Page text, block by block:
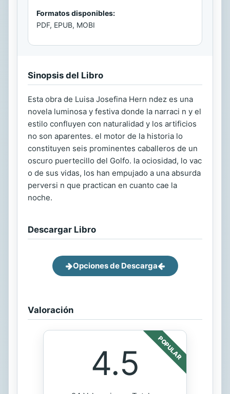
Formatos disponibles:
PDF, EPUB, MOBI
Sinopsis del Libro
Esta obra de Luisa Josefina Hern ndez es una
novela luminosa y festiva donde la narraci n y el
estilo confluyen con naturalidad y los artificios
no son aparentes. el motor de la historia lo
constituyen seis prominentes caballeros de un
oscuro puertecillo del Golfo. la ociosidad, lo vac
o de sus vidas, los han empujado a una absurda
perversi n que practican en cuanto cae la
noche.
Descargar Libro
Opciones de Descarga
Valoración
POPULAR
4.5